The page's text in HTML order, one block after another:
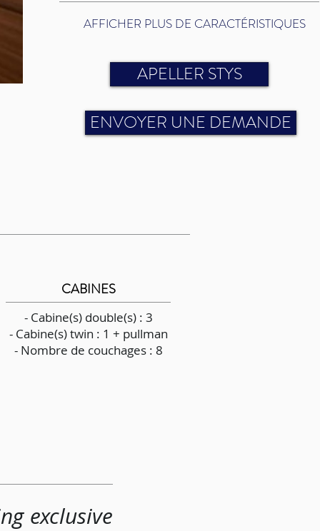
AFFICHER PLUS DE CARACTÉRISTIQUES
APELLER STYS
ENVOYER UNE DEMANDE
CABINES
- Cabine(s) double(s) : 3
- Cabine(s) twin : 1 + pullman
- Nombre de couchages : 8
exclusive